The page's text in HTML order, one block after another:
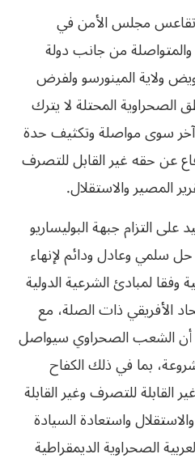
تقاعس مجلس الأمن في
والمتواصلة من جانب دولة
ولاية المينورسو ولفرض
الصحراوية المحتلة لا يترك
سوى مواصلة وتكثيف حدة
عن حقه غير القابل للتصرف
المصير والاستقلال.
على التزام جبهة البوليساريو
حل سلمي وعادل ودائم لإنهاء
وفقا لمبادئ الشرعية الدولية
الأفريقي ذات الصلة، مع
أن الشعب الصحراوي سيواصل
بما في ذلك الكفاح
القابلة للتصرف وغير القابلة
واستعادة السيادة
الصحراوية الديمقراطية